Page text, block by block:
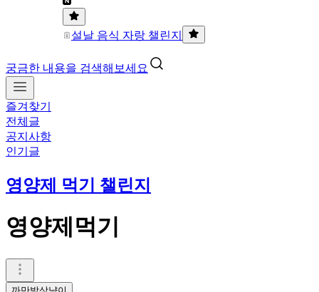
설날 음식 자랑 챌린지
궁금한 내용을 검색해보세요
즐겨찾기
전체글
공지사항
인기글
영양제 먹기 챌린지
영양제먹기